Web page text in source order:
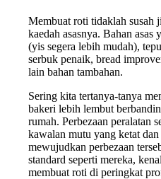
Membuat roti tidaklah susah
kaedah asasnya. Bahan
(yis segera lebih mudah),
serbuk penaik, bread
lain bahan tambahan.
Sering kita tertanya-tanya
bakeri lebih lembut
rumah. Perbezaan peralatan
kawalan mutu yang ketat
mewujudkan perbezaan
standard seperti mereka,
membuat roti di peringkat